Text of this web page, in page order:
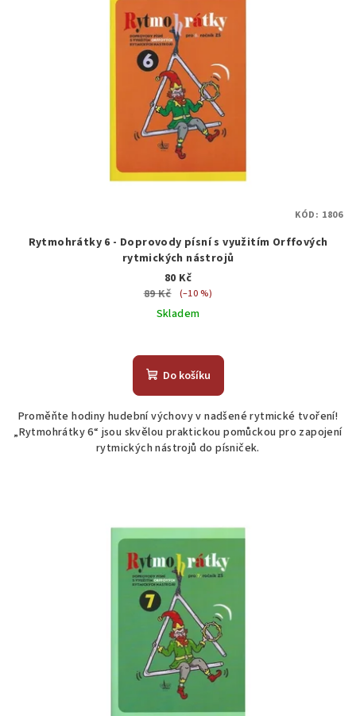
Rytmohrátky 6 - Doprovody písní s využitím Orffových
rytmických nástrojů
80 Kč
89 Kč
(–10 %)
Skladem
Do košíku
Proměňte hodiny hudební výchovy v nadšené rytmické tvoření!
„Rytmohrátky 6“ jsou skvělou praktickou pomůckou pro zapojení
rytmických nástrojů do písniček.
KÓD: 1806